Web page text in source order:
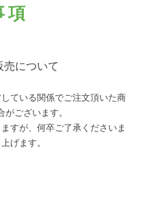
項
について
ている関係でご注文頂いた商
ございます。
すが、何卒ご了承くださいま
げます。